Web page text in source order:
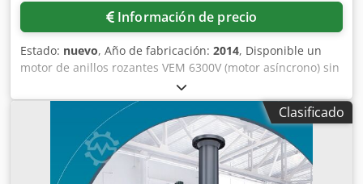
Información de precio
Estado: nuevo, Año de fabricación: 2014, Disponible un
motor de anillos rozantes VEM 6300V (motor asíncrono) sin
uso. Diseño: IM1001, grado de protección: IP55, clase de
aislamiento: F, potencia nominal: 2580kW (2,58MW),
tensión nominal: 6300V, corriente nominal: 276A, factor de
potencia: 0,89, tensión de rotor: 2370V, corriente de rotor:
680A, velocidad nominal: 993rpm, peso total: aprox.
14.300kg. Dimensiones de la máquina (L/A/H): aprox.
Clasificado